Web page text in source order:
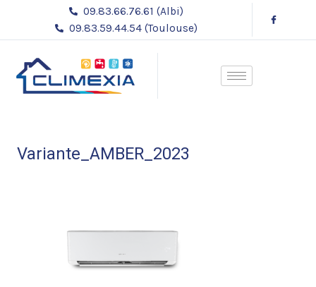
contenu
09.83.66.76.61 (Albi)
09.83.59.44.54 (Toulouse)
Variante_AMBER_2023
articles